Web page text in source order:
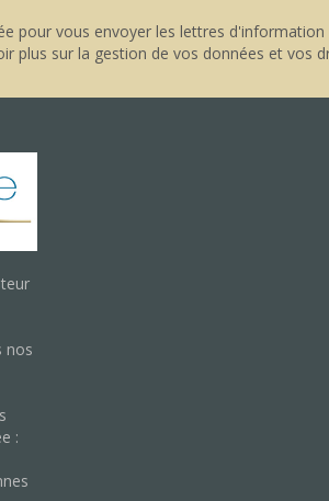
pour vous envoyer les lettres
plus sur la gestion de vos données et vos
nos
: